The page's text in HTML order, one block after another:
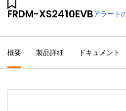
FRDM-XS2410EVBアラート
概要 製品詳細 ドキュメント